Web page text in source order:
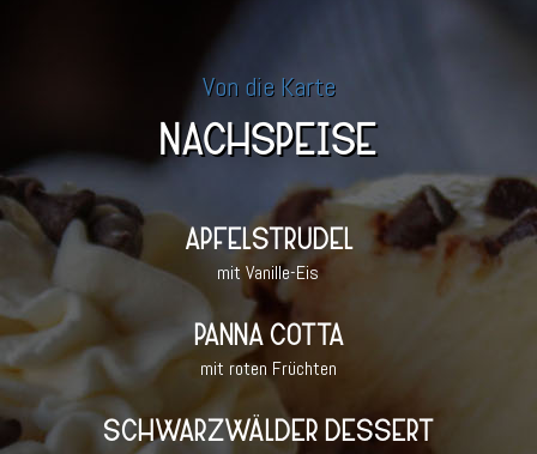
Von die Karte
NACHSPEISE
APFELSTRUDEL
mit Vanille-Eis
PANNA COTTA
mit roten Früchten
SCHWARZWÄLDER DESSERT